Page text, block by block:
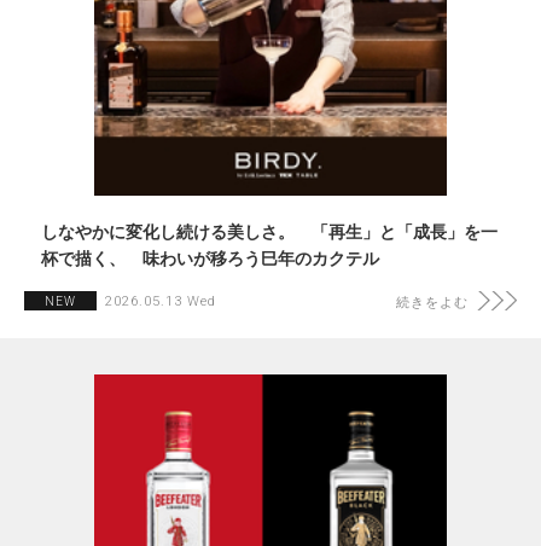
しなやかに変化し続ける美しさ。 「再生」と「成長」を一
杯で描く、 味わいが移ろう巳年のカクテル
NEW 2026.05.13 Wed 続きをよむ